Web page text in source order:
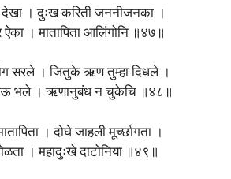
देखा । दुःख करिती जननीजनका ।
ऐका । मातापिता आलिंगोनि ॥४७॥
सरले । जितुके ऋण तुम्हा दिधले ।
भले । ऋणानुबंध न चुकेचि ॥४८॥
। दोघे जाहली मूर्च्छागता ।
। महादुःखे दाटोनिया ॥४९॥